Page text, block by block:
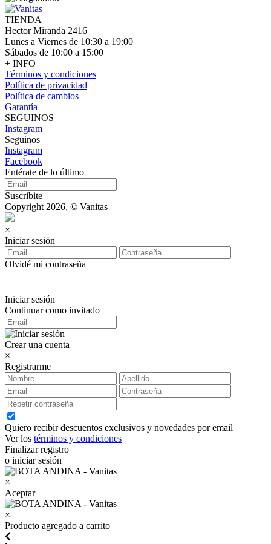
TIENDA
Hector Miranda 2416
Lunes a Viernes de 10:30 a 19:00
Sábados de 10:00 a 15:00
+ INFO
Términos y condiciones
Política de privacidad
Política de cambios
Garantía
SEGUINOS
Instagram
Seguinos
Instagram
Facebook
Entérate de lo último
Suscribite
Copyright 2026, © Vanitas
×
Iniciar sesión
Olvidé mi contraseña
Iniciar sesión
Continuar como invitado
Crear una cuenta
×
Registrarme
Quiero recibir descuentos exclusivos y novedades por email
Ver los términos y condiciones
Finalizar registro
o iniciar sesión
×
Aceptar
×
Producto agregado a carrito